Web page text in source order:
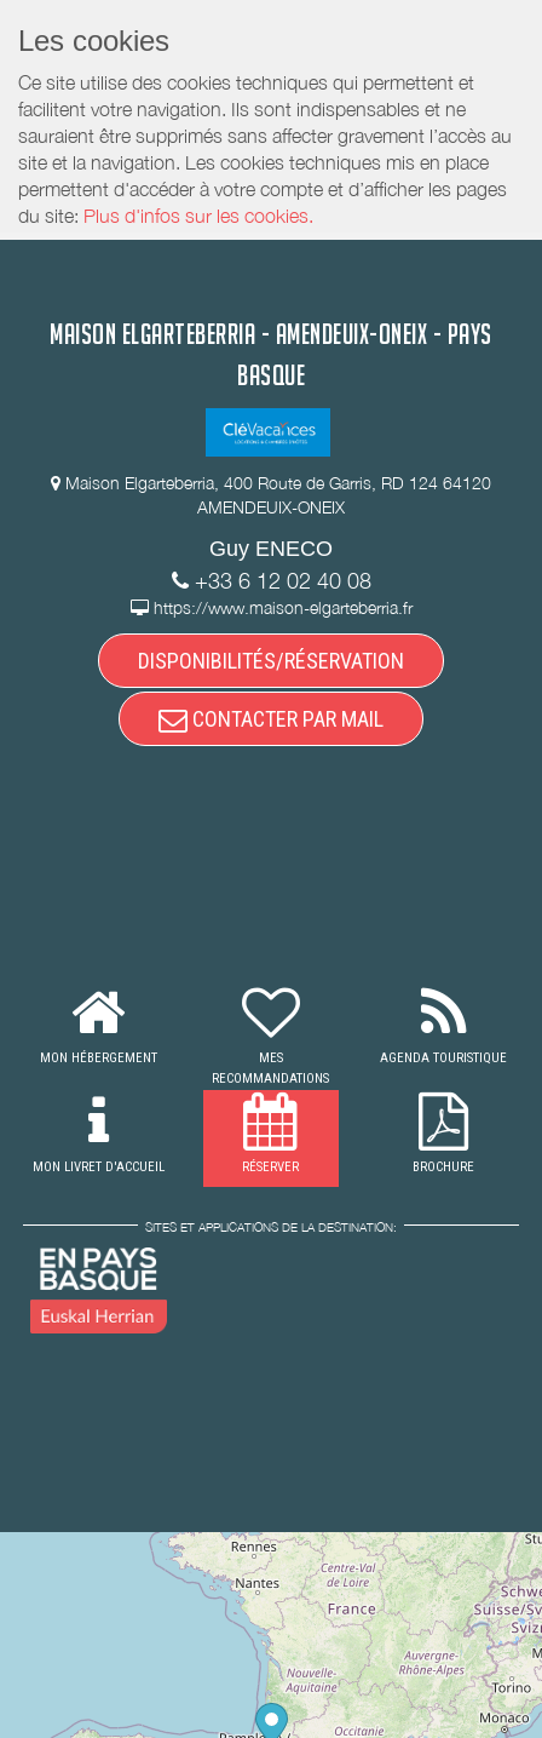
Les cookies
Ce site utilise des cookies techniques qui permettent et
facilitent votre navigation. Ils sont indispensables et ne
sauraient être supprimés sans affecter gravement l’accès au
site et la navigation. Les cookies techniques mis en place
permettent d'accéder à votre compte et d’afficher les pages
du site: Plus d'infos sur les cookies.
MAISON ELGARTEBERRIA - AMENDEUIX-ONEIX - PAYS
BASQUE
Maison Elgarteberria, 400 Route de Garris, RD 124 64120
AMENDEUIX-ONEIX
Guy ENECO
+33 6 12 02 40 08
https://www.maison-elgarteberria.fr
DISPONIBILITÉS/RÉSERVATION
CONTACTER PAR MAIL
MON HÉBERGEMENT
MES
RECOMMANDATIONS
AGENDA TOURISTIQUE
MON LIVRET D'ACCUEIL RÉSERVER BROCHURE
SITES ET APPLICATIONS DE LA DESTINATION: